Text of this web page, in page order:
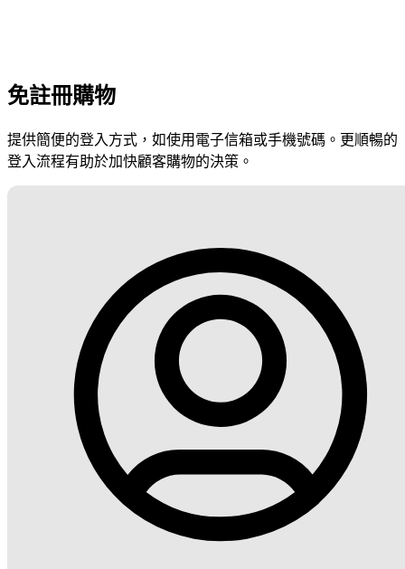
免註冊購物
提供簡便的登入方式，如使用電子信箱或手機號碼。更順暢的
登入流程有助於加快顧客購物的決策。